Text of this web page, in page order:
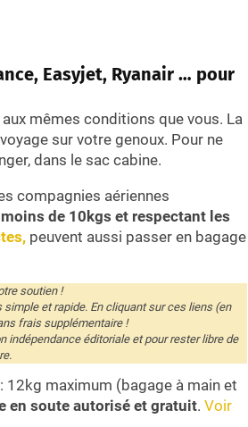
Easyjet, Ryanair … pour
mêmes conditions que vous. La
sur votre genoux. Pour ne
dans le sac cabine.
compagnies aériennes
de 10kgs et respectant les
peuvent aussi passer en bagage
soutien !
et rapide. En cliquant sur ces liens (en
frais supplémentaire !
indépendance éditoriale et pour rester libre de
12kg maximum (bagage à main et
en soute autorisé et gratuit. Voir